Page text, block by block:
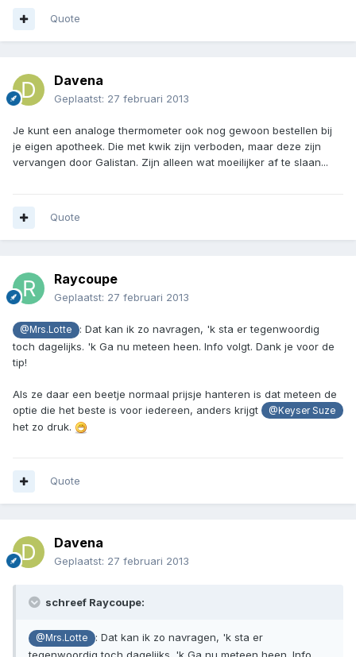
Quote
Davena
Geplaatst: 27 februari 2013
Je kunt een analoge thermometer ook nog gewoon bestellen bij
je eigen apotheek. Die met kwik zijn verboden, maar deze zijn
vervangen door Galistan. Zijn alleen wat moeilijker af te slaan...
Quote
Raycoupe
Geplaatst: 27 februari 2013
@Mrs.Lotte
: Dat kan ik zo navragen, 'k sta er tegenwoordig
toch dagelijks. 'k Ga nu meteen heen. Info volgt. Dank je voor de
tip!
Als ze daar een beetje normaal prijsje hanteren is dat meteen de
optie die het beste is voor iedereen, anders krijgt
@Keyser Suze
het zo druk.
Quote
Davena
Geplaatst: 27 februari 2013
schreef Raycoupe:
@Mrs.Lotte
: Dat kan ik zo navragen, 'k sta er
tegenwoordig toch dagelijks. 'k Ga nu meteen heen. Info